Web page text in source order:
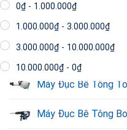
Mặc định
Giá thấp đến cao
Giá cao đến thấp
0₫ - 1.000.000₫
1.000.000₫ - 3.000.000₫
3.000.000₫ - 10.000.000₫
10.000.000₫ - 0₫
MÁY ĐỤC BÊ TÔNG FEG
Máy Đục Bê Tông
Máy Đục Bê Tông